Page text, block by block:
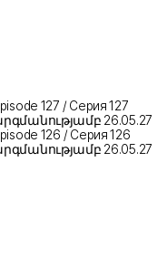
127 / Серия 127
26.05.27
126 / Серия 126
26.05.27